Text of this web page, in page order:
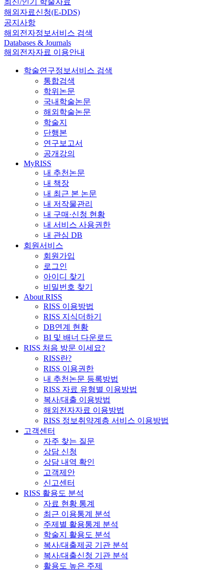
최신/인기 학술자료
해외자료신청(E-DDS)
공지사항
해외전자정보서비스 검색
Databases & Journals
해외전자자료 이용안내
학술연구정보서비스 검색
통합검색
학위논문
국내학술논문
해외학술논문
학술지
단행본
연구보고서
공개강의
MyRISS
내 추천논문
내 책장
내 최근 본 논문
내 저작물관리
내 구매·신청 현황
내 서비스 사용권한
내 관심 DB
회원서비스
회원가입
로그인
아이디 찾기
비밀번호 찾기
About RISS
RISS 이용방법
RISS 지식더하기
DB연계 현황
BI 및 배너 다운로드
RISS 처음 방문 이세요?
RISS란?
RISS 이용권한
내 추천논문 등록방법
RISS 자료 유형별 이용방법
복사/대출 이용방법
해외전자자료 이용방법
RISS 정보취약계층 서비스 이용방법
고객센터
자주 찾는 질문
상담 신청
상담 내역 확인
고객제안
신고센터
RISS 활용도 분석
자료 현황 통계
최근 이용통계 분석
주제별 활용통계 분석
학술지 활용도 분석
복사/대출제공 기관 분석
복사/대출신청 기관 분석
활용도 높은 주제